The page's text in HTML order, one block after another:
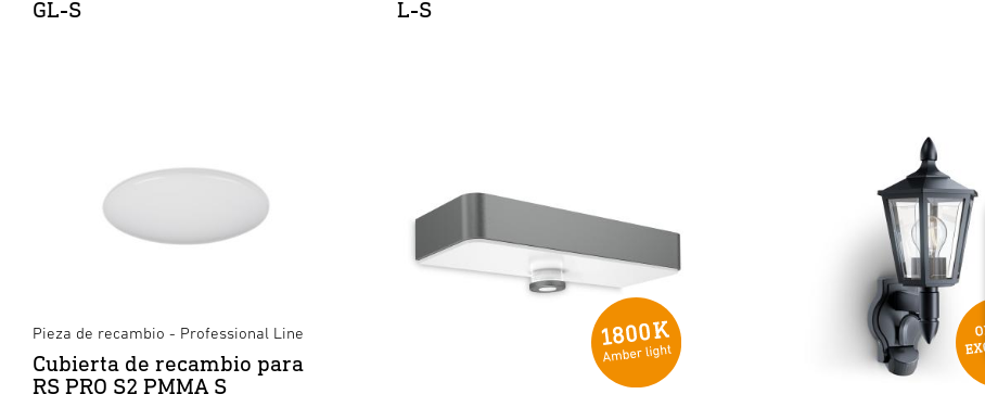
GL-S
L-S
Pieza de recambio - Professional Line
Cubierta de recambio para
RS PRO S2 PMMA S